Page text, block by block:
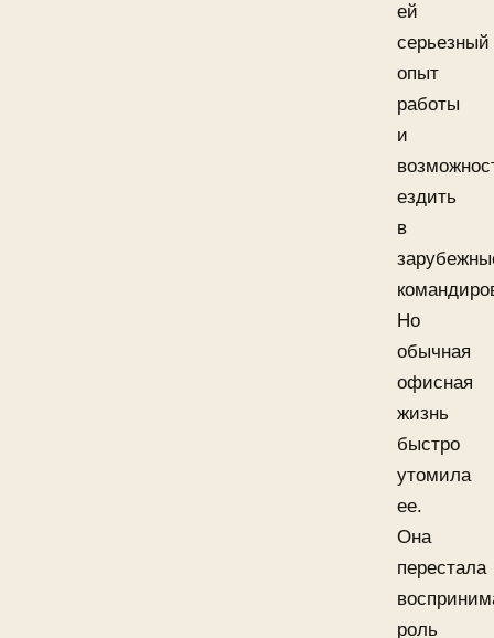
ей
серьезный
опыт
работы
и
ездить
в
Но
обычная
офисная
жизнь
быстро
утомила
ее.
Она
перестала
роль